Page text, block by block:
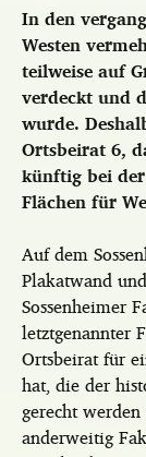
In den
Westen
teilweise auf
verdeckt und
wurde.
Ortsbeirat 6,
künftig bei
Flächen für
Auf dem
Plakatwand
Sossenheimer
letztgenannter
Ortsbeirat für
hat, die der
gerecht
anderweitig